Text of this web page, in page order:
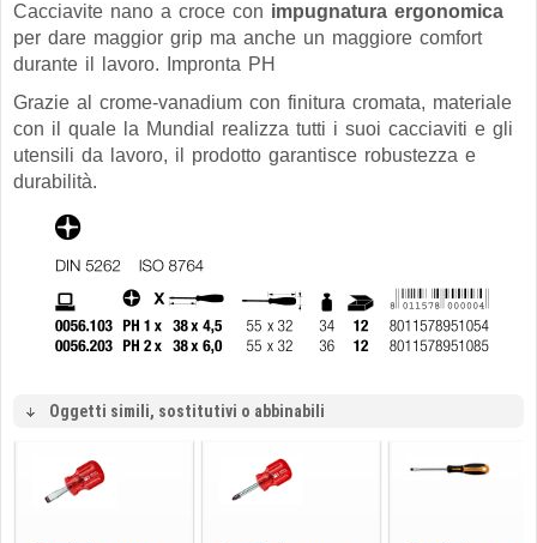
Cacciavite nano a croce con impugnatura ergonomica
per dare maggior grip ma anche un maggiore comfort
durante il lavoro. Impronta PH
Grazie al crome-vanadium con finitura cromata, materiale
con il quale la Mundial realizza tutti i suoi cacciaviti e gli
utensili da lavoro, il prodotto garantisce robustezza e
durabilità.
Oggetti simili, sostitutivi o abbinabili